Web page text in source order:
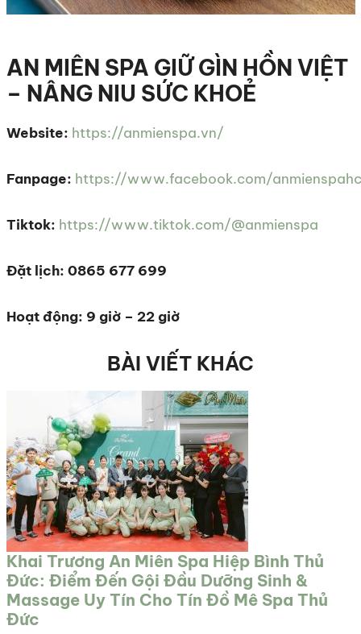
AN MIÊN SPA GIỮ GÌN HỒN VIỆT
– NÂNG NIU SỨC KHOẺ
Website: https://anmienspa.vn/
Fanpage: https://www.facebook.com/
Tiktok: https://www.tiktok.com/@anmienspa
Đặt lịch: 0865 677 699
Hoạt động: 9 giờ – 22 giờ
BÀI VIẾT KHÁC
Khai Trương An Miên Spa Hiệp Bình Thủ
Đức: Điểm Đến Gội Đầu Dưỡng Sinh &
Massage Uy Tín Cho Tín Đồ Mê Spa Thủ
Đức